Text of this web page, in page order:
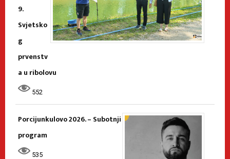
9.
Svjetsko
g
prvenstv
a u ribolovu
552
Porcijunkulovo 2026. – Subotnji
program
535